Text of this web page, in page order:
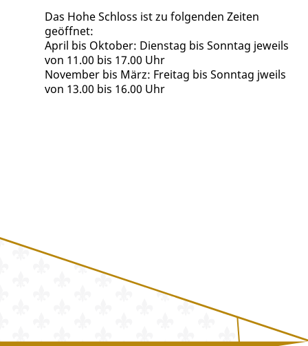
Das Hohe Schloss ist zu folgenden Zeiten
geöffnet:
April bis Oktober: Dienstag bis Sonntag jeweils
von 11.00 bis 17.00 Uhr
November bis März: Freitag bis Sonntag jweils
von 13.00 bis 16.00 Uhr